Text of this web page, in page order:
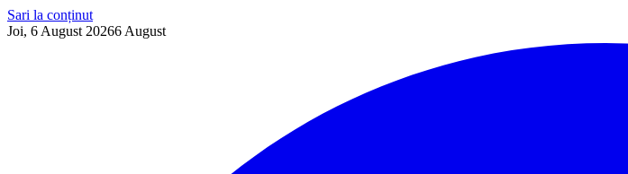
Sari la conținut
Joi, 6 August 20266 August